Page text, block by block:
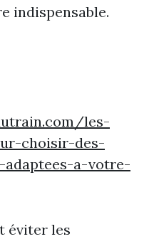
indispensable.
les-
choisir-des-
adaptees-a-votre-
éviter les